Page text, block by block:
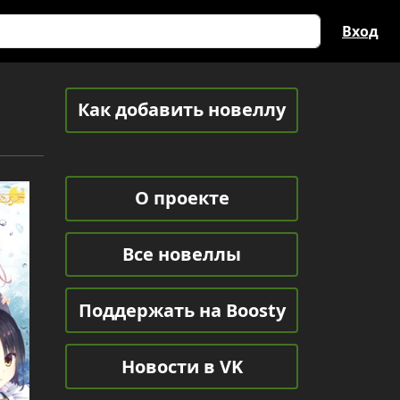
Вход
Как добавить новеллу
О проекте
Все новеллы
Поддержать на Boosty
Новости в VK